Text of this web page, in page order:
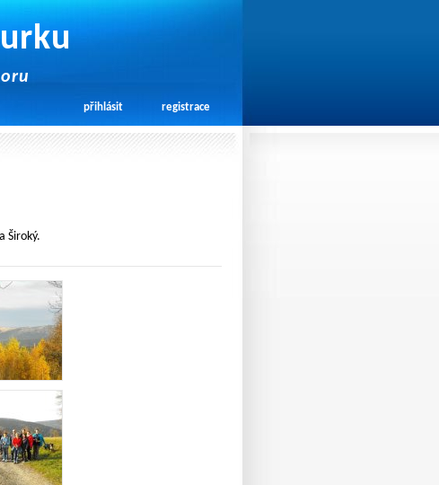
přihlásit registrace
Široký.